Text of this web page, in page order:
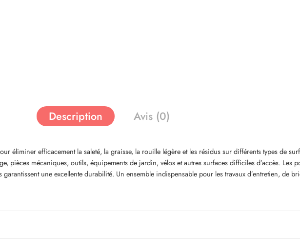
Description Avis (0)
éliminer efficacement la saleté, la graisse, la rouille légère et les résidus sur différents types de
pièces mécaniques, outils, équipements de jardin, vélos et autres surfaces difficiles d’accès. Les
une excellente durabilité. Un ensemble indispensable pour les travaux d’entretien, de